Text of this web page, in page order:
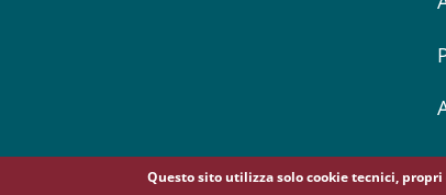
Questo sito utilizza solo cookie tecnici,